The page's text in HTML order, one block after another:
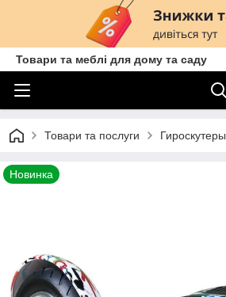
Товари та меблі для дому та саду
Товари та послуги Гироскутеры
Новинка